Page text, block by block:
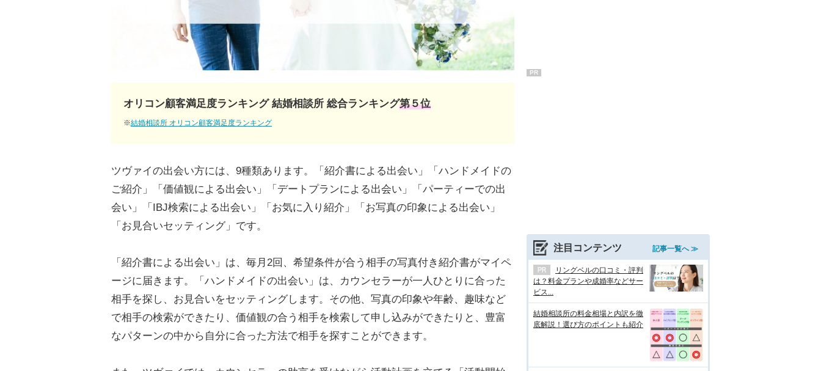
オリコン顧客満足度ランキング 結婚相談所 総合ランキング第５位
※結婚相談所 オリコン顧客満足度ランキング
ツヴァイの出会い方には、9種類あります。「紹介書による出会い」「ハンドメイドの
ご紹介」「価値観による出会い」「デートプランによる出会い」「パーティーでの出
会い」「IBJ検索による出会い」「お気に入り紹介」「お写真の印象による出会い」
「お見合いセッティング」です。
「紹介書による出会い」は、毎月2回、希望条件が合う相手の写真付き紹介書がマイペ
ージに届きます。「ハンドメイドの出会い」は、カウンセラーが一人ひとりに合った
相手を探し、お見合いをセッティングします。その他、写真の印象や年齢、趣味など
で相手の検索ができたり、価値観の合う相手を検索して申し込みができたりと、豊富
なパターンの中から自分に合った方法で相手を探すことができます。
PR
注目コンテンツ 記事一覧へ ≫
リングベルの口コミ・評判
は？料金プランや成婚率などサー
ビス...
結婚相談所の料金相場と内訳を徹
底解説！選び方のポイントも紹介